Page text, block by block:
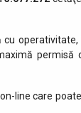
operativitate,
permisă
line care